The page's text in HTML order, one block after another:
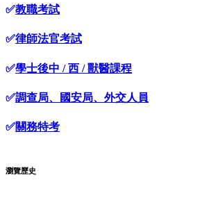
✅教職考試
✅律師法官考試
✅學士後中 / 西 / 獸醫課程
✅調查局、國安局、外交人員
✅關務特考
瀏覽歷史